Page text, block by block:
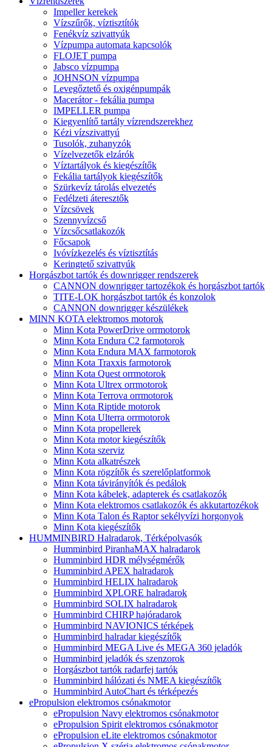
Impeller kerekek
Vízszűrők, víztisztítók
Fenékvíz szivattyúk
Vízpumpa automata kapcsolók
FLOJET pumpa
Jabsco vízpumpa
JOHNSON vízpumpa
Levegőztető és oxigénpumpák
Macerátor - fekália pumpa
IMPELLER pumpa
Kiegyenlítő tartály vízrendszerekhez
Kézi vízszivattyú
Tusolók, zuhanyzók
Vízelvezetők elzárók
Víztartályok és kiegészítők
Fekália tartályok kiegészítők
Szürkevíz tárolás elvezetés
Fedélzeti áteresztők
Vízcsövek
Szennyvízcső
Vízcsőcsatlakozók
Főcsapok
Ivóvízkezelés és víztisztítás
Keringtető szivattyúk
Horgászbot tartók és downrigger rendszerek
CANNON downrigger tartozékok és horgászbot tartók
TITE-LOK horgászbot tartók és konzolok
CANNON downrigger készülékek
MINN KOTA elektromos motorok
Minn Kota PowerDrive orrmotorok
Minn Kota Endura C2 farmotorok
Minn Kota Endura MAX farmotorok
Minn Kota Traxxis farmotorok
Minn Kota Quest orrmotorok
Minn Kota Ultrex orrmotorok
Minn Kota Terrova orrmotorok
Minn Kota Riptide motorok
Minn Kota Ulterra orrmotorok
Minn Kota propellerek
Minn Kota motor kiegészítők
Minn Kota szerviz
Minn Kota alkatrészek
Minn Kota rögzítők és szerelőplatformok
Minn Kota távirányítók és pedálok
Minn Kota kábelek, adapterek és csatlakozók
Minn Kota elektromos csatlakozók és akkutartozékok
Minn Kota Talon és Raptor sekélyvízi horgonyok
Minn Kota kiegészítők
HUMMINBIRD Halradarok, Térképolvasók
Humminbird PiranhaMAX halradarok
Humminbird HDR mélységmérők
Humminbird APEX halradarok
Humminbird HELIX halradarok
Humminbird XPLORE halradarok
Humminbird SOLIX halradarok
Humminbird CHIRP hajóradarok
Humminbird NAVIONICS térképek
Humminbird halradar kiegészítők
Humminbird MEGA Live és MEGA 360 jeladók
Humminbird jeladók és szenzorok
Horgászbot tartók radarfej tartók
Humminbird hálózati és NMEA kiegészítők
Humminbird AutoChart és térképezés
ePropulsion elektromos csónakmotor
ePropulsion Navy elektromos csónakmotor
ePropulsion Spirit elektromos csónakmotor
ePropulsion eLite elektromos csónakmotor